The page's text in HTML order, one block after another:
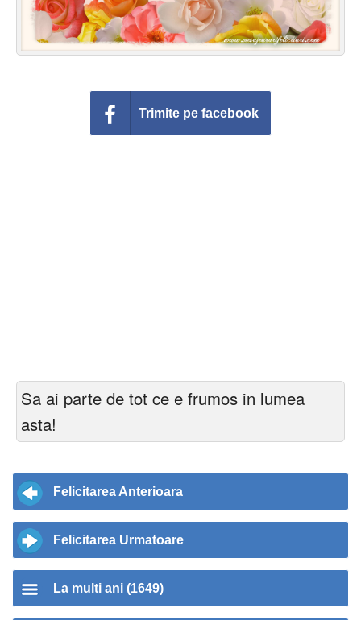
Felicitari animate
Invitatii personalizate
Trimite pe facebook
Sa ai parte de tot ce e frumos in lumea
asta!
Felicitarea Anterioara
Felicitarea Urmatoare
La multi ani (1649)